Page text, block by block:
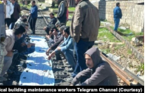
فرهنگ و زندگی
حقوق شهروندی
اقتصادی
علم و فناوری
اسرائیل در جنگ
مستندها
انتخابات ریاست جمهوری آمریکا ۲۰۲۴
حمله جمهوری اسلامی به اسرائیل
رمز مهسا
ورزش زنان در ایران
دنبال کنید
زبانهای مختلف